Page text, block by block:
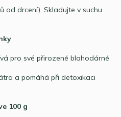
od drcení). Skladujte v suchu
pro své přirozené blahodárné
a pomáhá při detoxikaci
100 g